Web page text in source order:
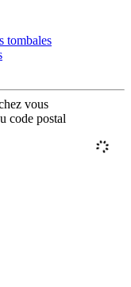
tombales
vous
code postal